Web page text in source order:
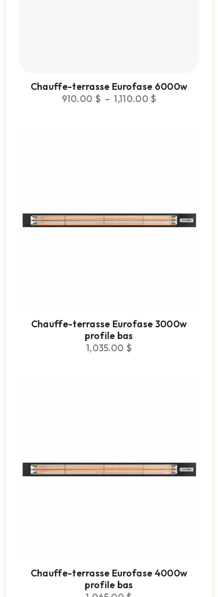
Chauffe-terrasse Eurofase 6000w
910.00 $ – 1,110.00 $
Chauffe-terrasse Eurofase 3000w
profile bas
1,035.00 $
Chauffe-terrasse Eurofase 4000w
profile bas